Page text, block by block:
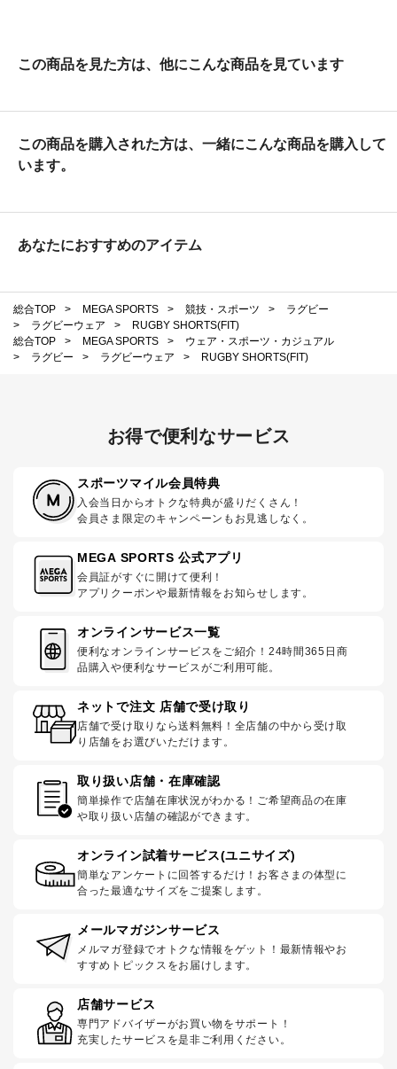
この商品を見た方は、他にこんな商品を見ています
この商品を購入された方は、一緒にこんな商品を購入して
います。
あなたにおすすめのアイテム
総合TOP > MEGA SPORTS > 競技・スポーツ >
ラグビー
>
ラグビーウェア >
RUGBY SHORTS(FIT)
総合TOP
> MEGA SPORTS >
ウェア・スポーツ・カジュアル
>
ラグビー > ラグビーウェア > RUGBY SHORTS(FIT)
お得で便利なサービス
スポーツマイル会員特典
入会当日からオトクな特典が盛りだくさん！
会員さま限定のキャンペーンもお見逃しなく。
MEGA SPORTS 公式アプリ
会員証がすぐに開けて便利！
アプリクーポンや最新情報をお知らせします。
オンラインサービス一覧
便利なオンラインサービスをご紹介！24時間365日商
品購入や便利なサービスがご利用可能。
ネットで注文 店舗で受け取り
店舗で受け取りなら送料無料！全店舗の中から受け取
り店舗をお選びいただけます。
取り扱い店舗・在庫確認
簡単操作で店舗在庫状況がわかる！ご希望商品の在庫
や取り扱い店舗の確認ができます。
オンライン試着サービス(ユニサイズ)
簡単なアンケートに回答するだけ！お客さまの体型に
合った最適なサイズをご提案します。
メールマガジンサービス
メルマガ登録でオトクな情報をゲット！最新情報やお
すすめトピックスをお届けします。
店舗サービス
専門アドバイザーがお買い物をサポート！
充実したサービスを是非ご利用ください。